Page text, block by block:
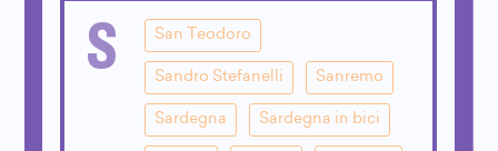
S San Teodoro
Sandro Stefanelli Sanremo
Sardegna Sardegna in bici